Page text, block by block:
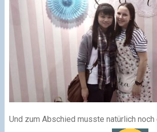
Und zum Abschied musste natürlich noch